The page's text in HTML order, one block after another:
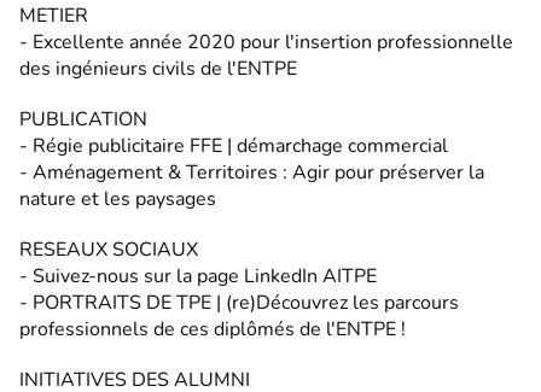
METIER
- Excellente année 2020 pour l'insertion professionnelle
des ingénieurs civils de l'ENTPE
PUBLICATION
- Régie publicitaire FFE | démarchage commercial
- Aménagement & Territoires : Agir pour préserver la
nature et les paysages
RESEAUX SOCIAUX
- Suivez-nous sur la page LinkedIn AITPE
- PORTRAITS DE TPE | (re)Découvrez les parcours
professionnels de ces diplômés de l'ENTPE !
INITIATIVES DES ALUMNI